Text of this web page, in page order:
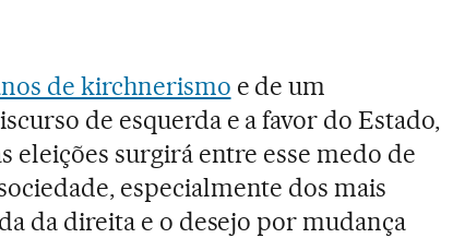
de kirchnerismo e de um
de esquerda e a favor do Estado,
eleições surgirá entre esse medo de
especialmente dos mais
da direita e o desejo por mudança